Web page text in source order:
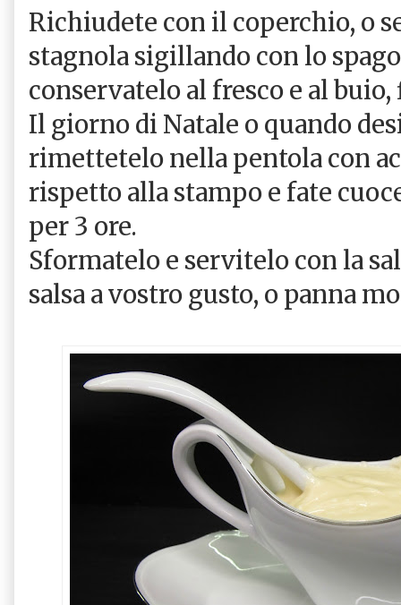
Richiudete con il coperchio, o
stagnola sigillando con lo
conservatelo al fresco e al
Il giorno di Natale o quando
rimettetelo nella pentola con
rispetto alla stampo e fate
per 3 ore.
Sformatelo e servitelo con la
salsa a vostro gusto, o panna